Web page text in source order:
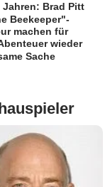
Jahren: Brad Pitt
Beekeeper"-
machen für
wieder
Sache